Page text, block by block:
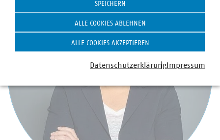
SPEICHERN
ALLE COOKIES ABLEHNEN
ALLE COOKIES AKZEPTIEREN
DatenschutzerklärungImpressum